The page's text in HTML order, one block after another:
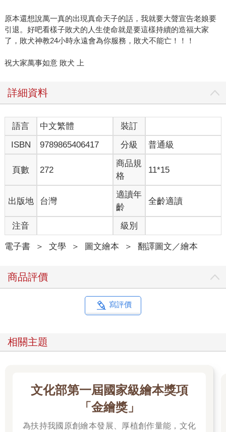
原本還想說萬一真的出現真命天子的話，我就要大聲宣告老娘要
引退。好吧看樣子敗犬的人生使命就是要這樣持續的造福大家
了，敗犬神教24小時永遠會為你服務，敗犬不能亡！！！
祝大家萬事如意 敗犬 上
詳細資料
語言 中文繁體
裝訂
ISBN
9789865406417 分級 普通級
頁數 272
商品規
格
11*15
出版地 台灣
適讀年
齡
全齡適讀
注音 級別
電子書 ＞ 文學 ＞ 圖文繪本 ＞ 翻譯圖文／繪本
商品評價
寫評價
相關主題
文化部第一屆國家級繪本獎項
「金繪獎」
為扶持我國原創繪本發展、厚植創作量能，文化